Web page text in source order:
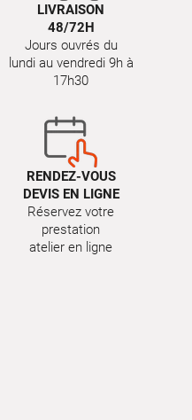
LIVRAISON
48/72H
Jours ouvrés du
lundi au vendredi 9h à
17h30
RENDEZ-VOUS
DEVIS EN LIGNE
Réservez votre
prestation
atelier en ligne